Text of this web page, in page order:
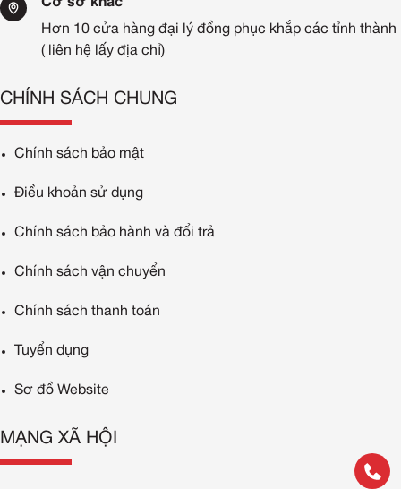
Hơn 10 cửa hàng đại lý đồng phục khắp các tỉnh thành
( liên hệ lấy địa chỉ)
CHÍNH SÁCH CHUNG
Chính sách bảo mật
Điều khoản sử dụng
Chính sách bảo hành và đổi trả
Chính sách vận chuyển
Chính sách thanh toán
Tuyển dụng
Sơ đồ Website
MẠNG XÃ HỘI